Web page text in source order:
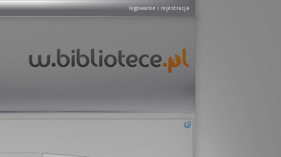
logowanie i rejestracja